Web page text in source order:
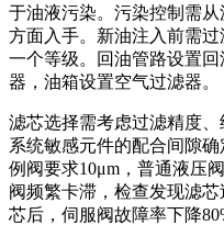
于油液污染。污染控制需
方面入手。新油注入前需
一个等级。回油管路设置
器，油箱设置空气过滤器。
滤芯选择需考虑过滤精度
系统敏感元件的配合间隙
例阀要求10μm，普通液压
阀频繁卡滞，检查发现滤
芯后，伺服阀故障率下降